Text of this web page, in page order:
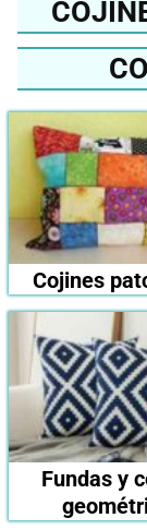
Cojines
Fundas y